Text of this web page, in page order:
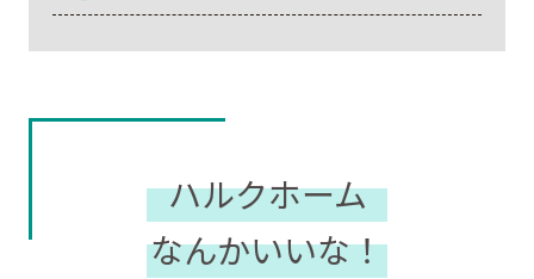
ハルクホーム
なんかいいな！